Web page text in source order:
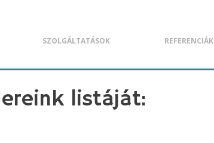
SZOLGÁLTATÁSOK REFERENCIÁK
listáját: